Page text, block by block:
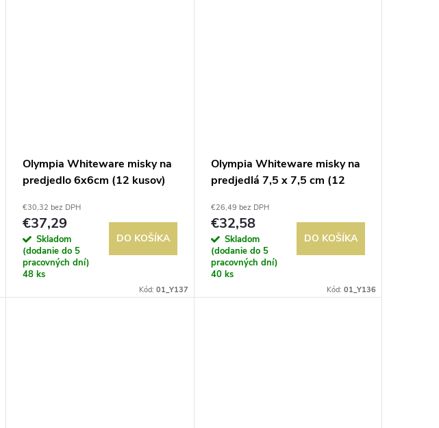
Olympia Whiteware misky na
predjedlo 6x6cm (12 kusov)
€30,32 bez DPH
€37,29
Skladom
(dodanie do 5
pracovných dní)
48 ks
DO KOŠÍKA
Kód: 01_Y137
Olympia Whiteware misky na
predjedlá 7,5 x 7,5 cm (12
€26,49 bez DPH
€32,58
Skladom
(dodanie do 5
pracovných dní)
40 ks
DO KOŠÍKA
Kód: 01_Y136